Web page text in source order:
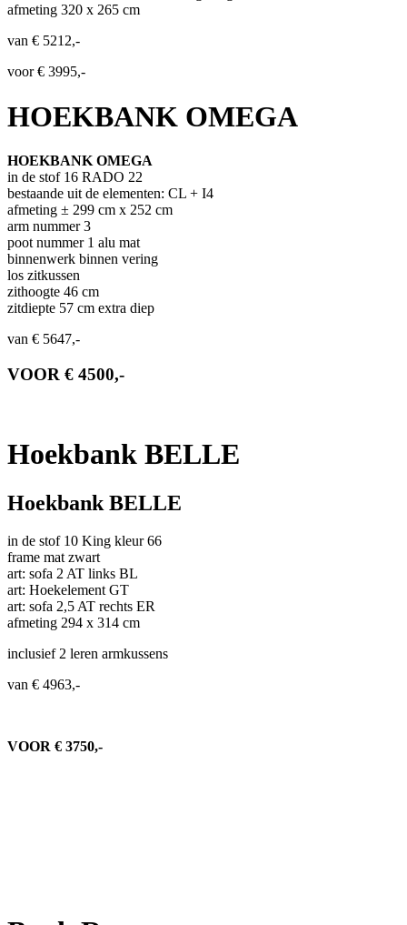
afmeting 320 x 265 cm
van € 5212,-
voor € 3995,-
HOEKBANK OMEGA
HOEKBANK OMEGA
in de stof 16 RADO 22
bestaande uit de elementen: CL + I4
afmeting ± 299 cm x 252 cm
arm nummer 3
poot nummer 1 alu mat
binnenwerk binnen vering
los zitkussen
zithoogte 46 cm
zitdiepte 57 cm extra diep
van € 5647,-
VOOR € 4500,-
Hoekbank BELLE
Hoekbank BELLE
in de stof 10 King kleur 66
frame mat zwart
art: sofa 2 AT links BL
art: Hoekelement GT
art: sofa 2,5 AT rechts ER
afmeting 294 x 314 cm
inclusief 2 leren armkussens
van € 4963,-
VOOR € 3750,-